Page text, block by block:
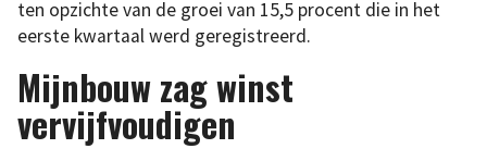
ten opzichte van de groei van 15,5 procent die in het
eerste kwartaal werd geregistreerd.
Mijnbouw zag winst
vervijfvoudigen